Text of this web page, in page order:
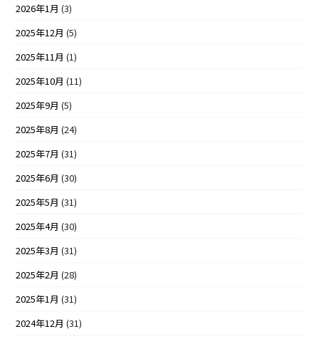
2026年1月 (3)
2025年12月 (5)
2025年11月 (1)
2025年10月 (11)
2025年9月 (5)
2025年8月 (24)
2025年7月 (31)
2025年6月 (30)
2025年5月 (31)
2025年4月 (30)
2025年3月 (31)
2025年2月 (28)
2025年1月 (31)
2024年12月 (31)